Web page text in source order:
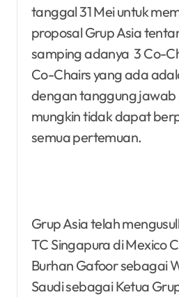
tanggal 31 Mei untuk
proposal Grup Asia
samping adanya 3 Co-
Co-Chairs yang ada
dengan tanggung jawab
mungkin tidak dapat
semua pertemuan.
Grup Asia telah
TC Singapura di Mexico
Burhan Gafoor sebagai
Saudi sebagai Ketua